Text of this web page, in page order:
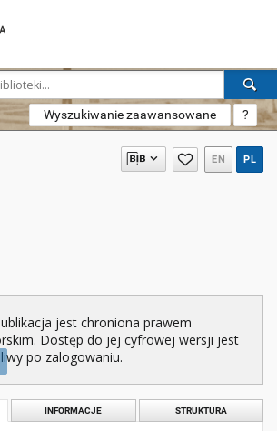
Wyszukiwanie zaawansowane ?
EN PL
jest chroniona prawem
Dostęp do jej cyfrowej wersji jest
po zalogowaniu.
INFORMACJE STRUKTURA